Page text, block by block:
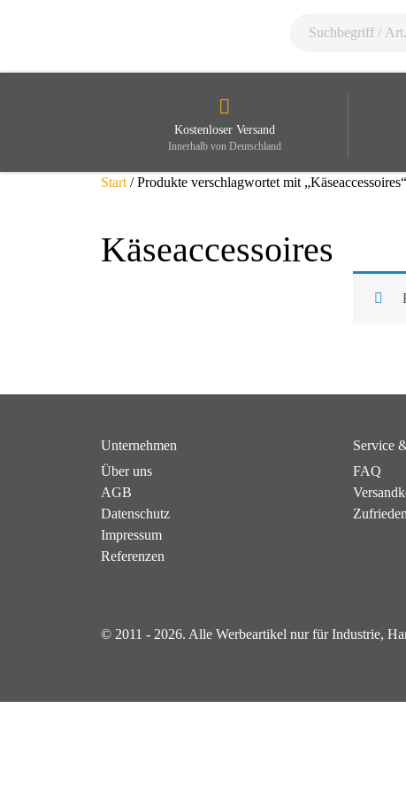
Kostenloser Versand
Innerhalb von Deutschland
Start / Produkte verschlagwortet mit „Käseaccessoires“
Käseaccessoires
Unternehmen
Über uns
AGB
Datenschutz
Impressum
Referenzen
Service
FAQ
© 2011 - 2026. Alle Werbeartikel nur für Industrie,